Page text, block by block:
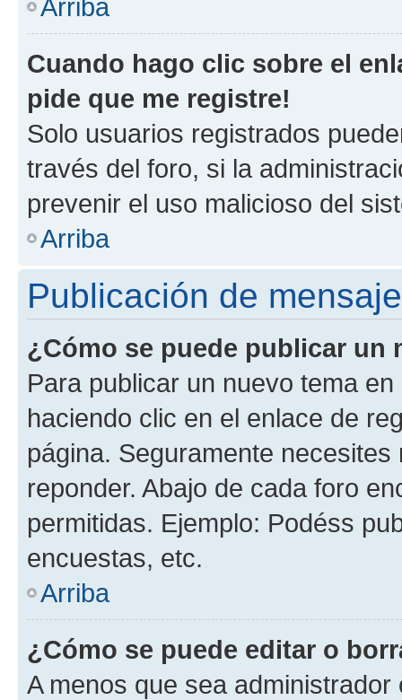
Arriba
Cuando hago clic sobre el
pide que me registre!
Solo usuarios registrados
través del foro, si la
prevenir el uso malicioso del
Arriba
Publicación de
¿Cómo se puede publicar un
Para publicar un nuevo tema
haciendo clic en el enlace de
página. Seguramente
reponder. Abajo de cada foro
permitidas. Ejemplo: Podéss
encuestas, etc.
Arriba
¿Cómo se puede editar o
A menos que sea